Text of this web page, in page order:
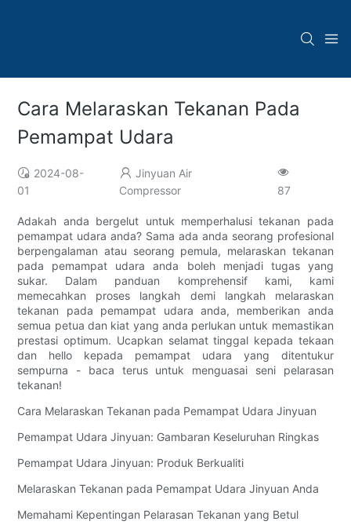
Cara Melaraskan Tekanan Pada
Pemampat Udara
2024-08-
01
Jinyuan Air
Compressor
87
Adakah anda bergelut untuk memperhalusi tekanan pada
pemampat udara anda? Sama ada anda seorang profesional
berpengalaman atau seorang pemula, melaraskan tekanan
pada pemampat udara anda boleh menjadi tugas yang
sukar. Dalam panduan komprehensif kami, kami
memecahkan proses langkah demi langkah melaraskan
tekanan pada pemampat udara anda, memberikan anda
semua petua dan kiat yang anda perlukan untuk memastikan
prestasi optimum. Ucapkan selamat tinggal kepada tekaan
dan hello kepada pemampat udara yang ditentukur
sempurna - baca terus untuk menguasai seni pelarasan
tekanan!
Cara Melaraskan Tekanan pada Pemampat Udara Jinyuan
Pemampat Udara Jinyuan: Gambaran Keseluruhan Ringkas
Pemampat Udara Jinyuan: Produk Berkualiti
Melaraskan Tekanan pada Pemampat Udara Jinyuan Anda
Memahami Kepentingan Pelarasan Tekanan yang Betul